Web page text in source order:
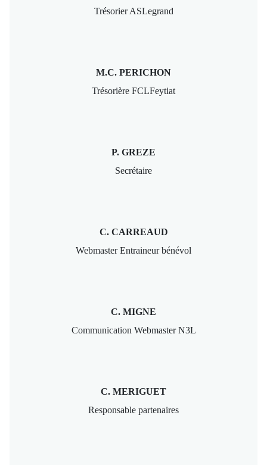
Trésorier ASLegrand
M.C. PERICHON
Trésorière FCLFeytiat
P. GREZE
Secrétaire
C. CARREAUD
Webmaster Entraineur bénévol
C. MIGNE
Communication Webmaster N3L
C. MERIGUET
Responsable partenaires